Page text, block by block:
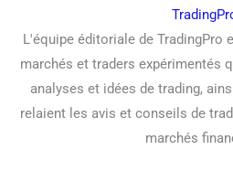
L'équipe éditoriale de TradingPro
marchés et traders expérimentés
analyses et idées de trading,
relaient les avis et conseils de
marchés